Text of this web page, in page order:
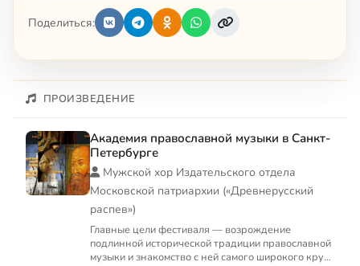
Поделиться:
ПРОИЗВЕДЕНИЕ
Академия православной музыки в Санкт-
Петербурге
Мужской хор Издательского отдела
Московской патриархии («Древнерусский
распев»)
Главные цели фестиваля — возрождение
подлинной исторической традиции православной
музыки и знакомство с ней самого широкого круга